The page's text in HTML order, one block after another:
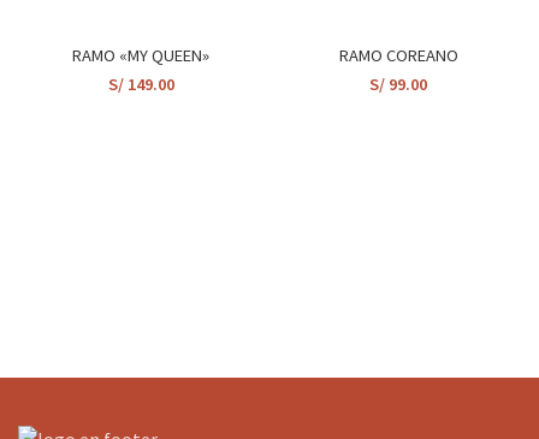
RAMO «MY QUEEN»
S/149.00
RAMO COREANO
S/ 99.00